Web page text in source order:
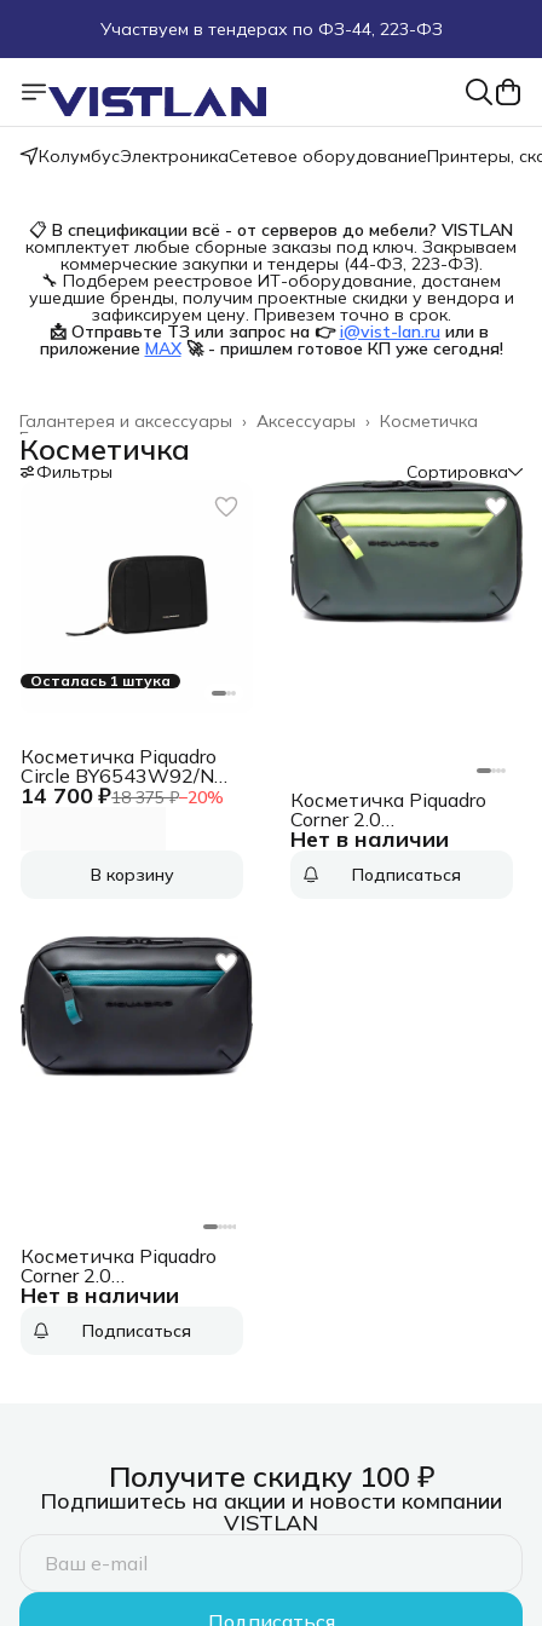
Участвуем в тендерах по ФЗ-44, 223-ФЗ
Поможем подобрать оборудование под ТЗ
Пуско-наладочные работы
Более 100 000 позиций в наличии и под заказ
КолумбусЭлектроникаСетевое оборудованиеПринтеры,
📋 В спецификации всё - от серверов до мебели? VISTLAN
комплектует любые сборные заказы под ключ. Закрываем
коммерческие закупки и тендеры (44-ФЗ, 223-ФЗ).
🔧 Подберем реестровое ИТ-оборудование, достанем
ушедшие бренды, получим проектные скидки у вендора и
зафиксируем цену. Привезем точно в срок.
📩 Отправьте ТЗ или запрос на 👉 i@vist-lan.ru или в
приложение MAX 🚀 - пришлем готовое КП уже сегодня!
Косметичка
Аксессуары ›
Галантерея и аксессуары ›
Главная
Косметичка
Фильтры Сортировка
Осталась 1 штука
14 700 ₽18 375 ₽−20%
Косметичка Piquadro
Circle BY6543W92/N
черный натур.кожа
В корзину
Нет в наличии
Косметичка Piquadro
Corner 2.0
BY6380C2OW/VE
Подписаться
Нет в наличии
Косметичка Piquadro
Corner 2.0
BY6380C2OW/N
полиэстерПодписаться
Получите скидку 100 ₽
Подпишитесь на акции и новости компании
VISTLAN
Подписаться